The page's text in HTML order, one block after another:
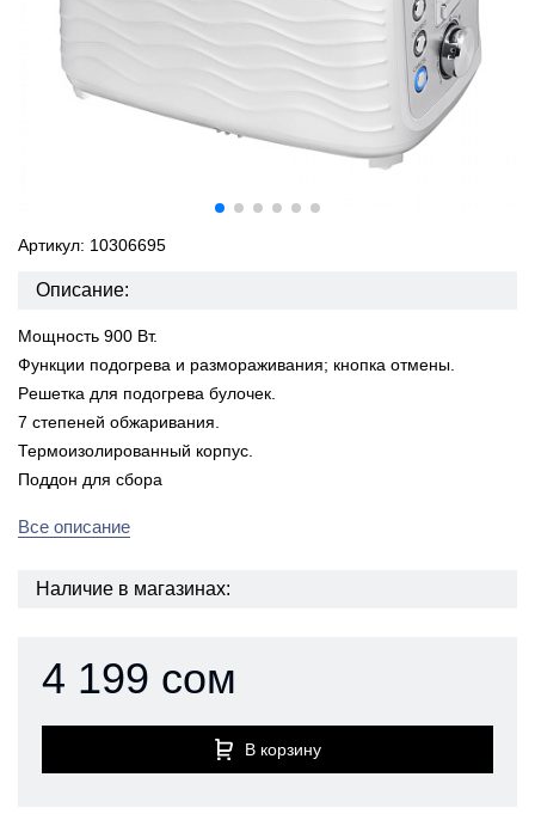
Артикул: 10306695
Описание:
Мощность 900 Вт.
Функции подогрева и размораживания; кнопка отмены.
Pешетка для подогрева булочек.
7 степеней обжаривания.
Термоизолированный корпус.
Поддон для сбора
Все описание
Наличие в магазинах:
4 199 сом
В корзину